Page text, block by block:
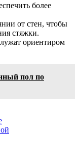
более
от стен, чтобы
стяжки.
ориентиром
пол по